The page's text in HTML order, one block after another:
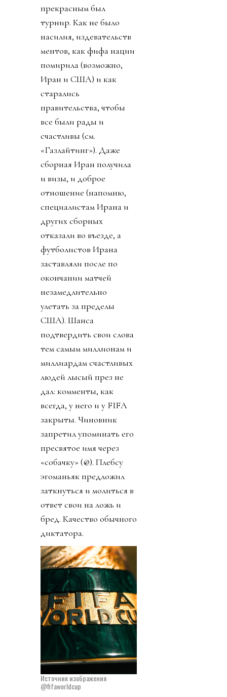
прекрасным был
турнир. Как не было
насилия, издевательств
ментов, как фифа нации
помирила (возможно,
Иран и США) и как
старались
правительства, чтобы
все были рады и
счастливы (см.
«Газлайтинг»). Даже
сборная Иран получила
и визы, и доброе
отношение (напомню,
специалистам Ирана и
других сборных
отказали во въезде, а
футболистов Ирана
заставляли после по
окончании матчей
незамедлительно
улетать за пределы
США). Шанса
подтвердить свои слова
тем самым миллионам и
миллиардам счастливых
людей лысый през не
дал: комменты, как
всегда, у него и у FIFA
закрыты. Чиновник
запретил упоминать его
пресвятое имя через
«собачку» (@). Плебсу
эгоманьяк предложил
заткнуться и молиться в
ответ свои на ложь и
бред. Качество обычного
диктатора.
Источник изображения
@fifaworldcup